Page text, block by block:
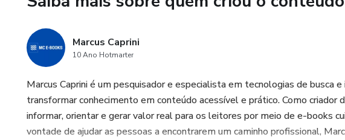
O terceiro é aderência:
“Recrutadores decidem em segundos. Seu
O quinto é estrutura:
Marcus Caprini
10 Ano Hotmarter
Marcus Caprini é um pesquisador e especialista em tecnologias de busca
transformar conhecimento em conteúdo acessível e prático. Como criador
informar, orientar e gerar valor real para os leitores por meio de e-books
vontade de ajudar as pessoas a encontrarem um caminho profissional,